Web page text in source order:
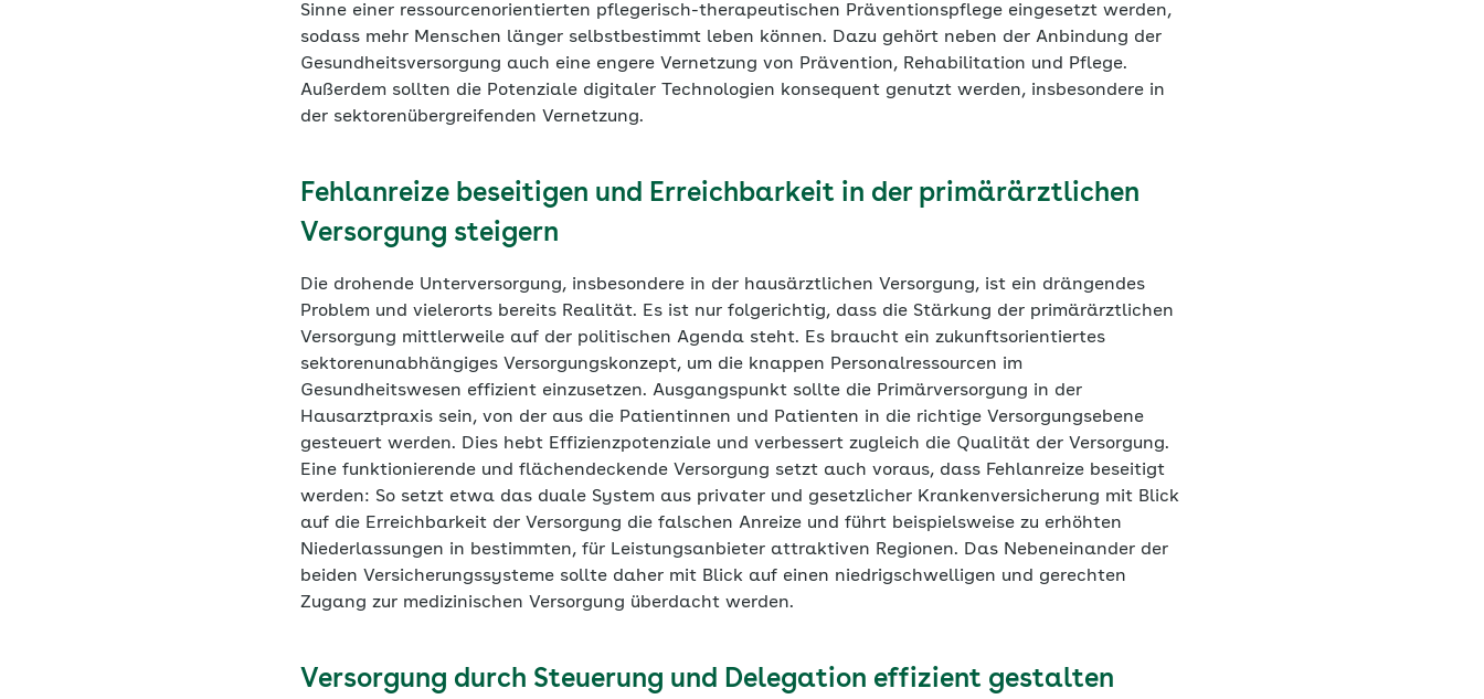
Sinne einer ressourcenorientierten pflegerisch-therapeutischen Präventionspflege eingesetzt werden,
sodass mehr Menschen länger selbstbestimmt leben können. Dazu gehört neben der Anbindung der
Gesundheitsversorgung auch eine engere Vernetzung von Prävention, Rehabilitation und Pflege.
Außerdem sollten die Potenziale digitaler Technologien konsequent genutzt werden, insbesondere in
der sektorenübergreifenden Vernetzung.
Fehlanreize beseitigen und Erreichbarkeit in der primärärztlichen
Versorgung steigern
Die drohende Unterversorgung, insbesondere in der hausärztlichen Versorgung, ist ein drängendes
Problem und vielerorts bereits Realität. Es ist nur folgerichtig, dass die Stärkung der primärärztlichen
Versorgung mittlerweile auf der politischen Agenda steht. Es braucht ein zukunftsorientiertes
sektorenunabhängiges Versorgungskonzept, um die knappen Personalressourcen im
Gesundheitswesen effizient einzusetzen. Ausgangspunkt sollte die Primärversorgung in der
Hausarztpraxis sein, von der aus die Patientinnen und Patienten in die richtige Versorgungsebene
gesteuert werden. Dies hebt Effizienzpotenziale und verbessert zugleich die Qualität der Versorgung.
Eine funktionierende und flächendeckende Versorgung setzt auch voraus, dass Fehlanreize beseitigt
werden: So setzt etwa das duale System aus privater und gesetzlicher Krankenversicherung mit Blick
auf die Erreichbarkeit der Versorgung die falschen Anreize und führt beispielsweise zu erhöhten
Niederlassungen in bestimmten, für Leistungsanbieter attraktiven Regionen. Das Nebeneinander der
beiden Versicherungssysteme sollte daher mit Blick auf einen niedrigschwelligen und gerechten
Zugang zur medizinischen Versorgung überdacht werden.
Versorgung durch Steuerung und Delegation effizient gestalten